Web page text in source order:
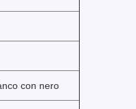
con nero